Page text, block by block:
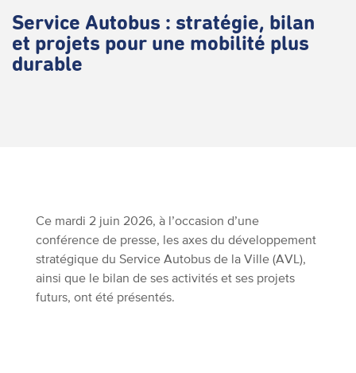
Service Autobus : stratégie, bilan
et projets pour une mobilité plus
durable
Ce mardi 2 juin 2026, à l’occasion d’une
conférence de presse, les axes du développement
stratégique du Service Autobus de la Ville (AVL),
ainsi que le bilan de ses activités et ses projets
futurs, ont été présentés.